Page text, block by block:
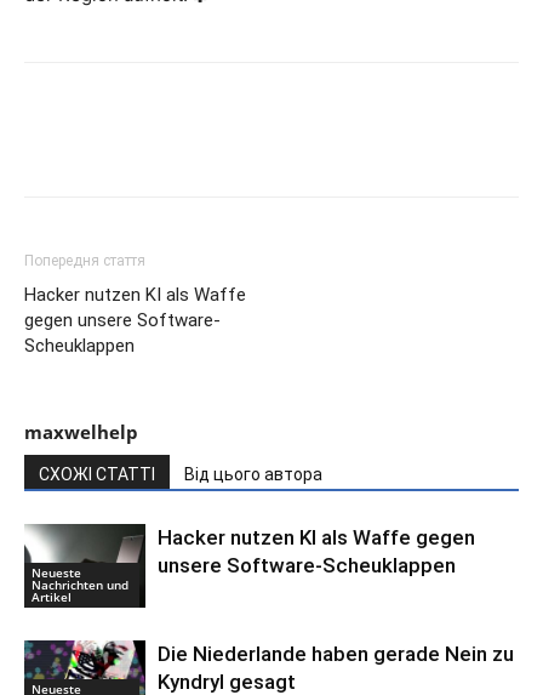
Попередня стаття
Hacker nutzen KI als Waffe
gegen unsere Software-
Scheuklappen
maxwelhelp
СХОЖІ СТАТТІ Від цього автора
Neueste
Nachrichten und
Artikel
Hacker nutzen KI als Waffe gegen
unsere Software-Scheuklappen
Neueste
Die Niederlande haben gerade Nein zu
Kyndryl gesagt